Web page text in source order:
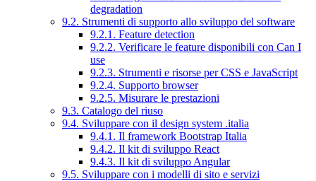
degradation
9.2. Strumenti di supporto allo sviluppo del software
9.2.1. Feature detection
9.2.2. Verificare le feature disponibili con Can I
use
9.2.3. Strumenti e risorse per CSS e JavaScript
9.2.4. Supporto browser
9.2.5. Misurare le prestazioni
9.3. Catalogo del riuso
9.4. Sviluppare con il design system .italia
9.4.1. Il framework Bootstrap Italia
9.4.2. Il kit di sviluppo React
9.4.3. Il kit di sviluppo Angular
9.5. Sviluppare con i modelli di sito e servizi